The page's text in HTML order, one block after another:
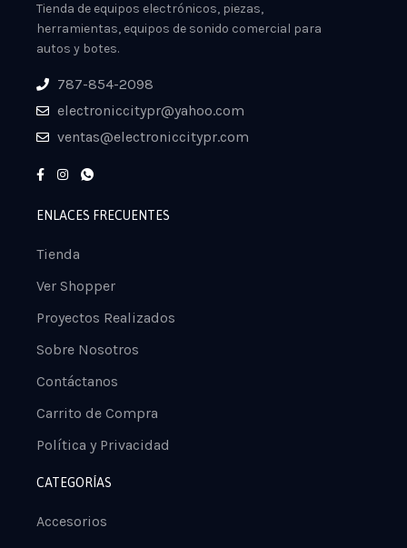
Tienda de equipos electrónicos, piezas,
herramientas, equipos de sonido comercial para
autos y botes.
787-854-2098
electroniccitypr@yahoo.com
ventas@electroniccitypr.com
ENLACES FRECUENTES
Tienda
Ver Shopper
Proyectos Realizados
Sobre Nosotros
Contáctanos
Carrito de Compra
Política y Privacidad
CATEGORÍAS
Accesorios